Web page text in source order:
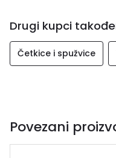
svakoj kolekciji šminke
završetka.
Drugi kupci
Četkice i spužvice
Povezani